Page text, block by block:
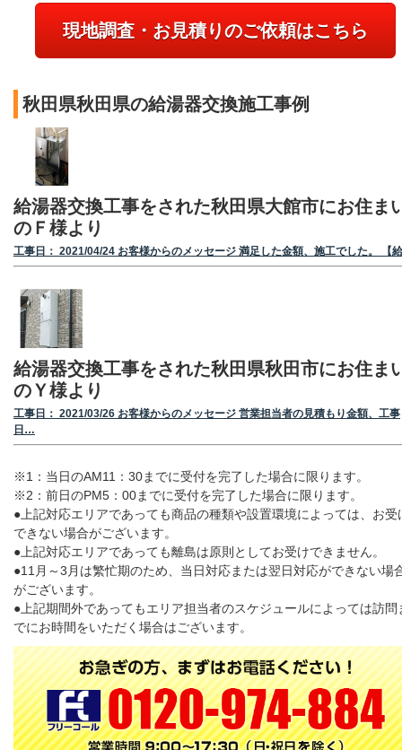
現地調査・お見積りのご依頼はこちら
秋田県秋田県の給湯器交換施工事例
給湯器交換工事をされた秋田県大館市にお住ま
のＦ様より
工事日： 2021/04/24 お客様からのメッセージ 満足した金額、施工でした。 【
給湯器交換工事をされた秋田県秋田市にお住ま
のＹ様より
工事日： 2021/03/26 お客様からのメッセージ 営業担当者の見積もり金額、工事
日…
※1：当日のAM11：30までに受付を完了した場合に限ります。
※2：前日のPM5：00までに受付を完了した場合に限ります。
●上記対応エリアであっても商品の種類や設置環境によっては、お受
できない場合がございます。
●上記対応エリアであっても離島は原則としてお受けできません。
●11月～3月は繁忙期のため、当日対応または翌日対応ができない場
がございます。
●上記期間外であってもエリア担当者のスケジュールによっては訪問
でにお時間をいただく場合はございます。